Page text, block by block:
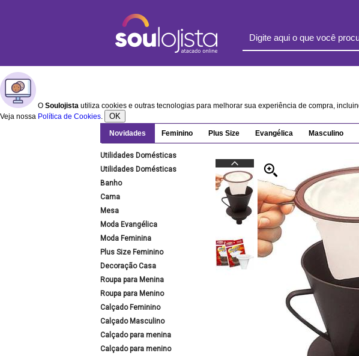
O Soulojista utiliza cookies e outras tecnologias para melhorar sua experiência de compra,
Veja nossa Política de Cookies. OK
Novidades Feminino Plus Size Evangélica Masculino
Utilidades Domésticas
Utilidades Domésticas
Banho
Cama
Mesa
Moda Evangélica
Moda Feminina
Plus Size Feminino
Decoração Casa
Roupa para Menina
Roupa para Menino
Calçado Feminino
Calçado Masculino
Calçado para menina
Calçado para menino